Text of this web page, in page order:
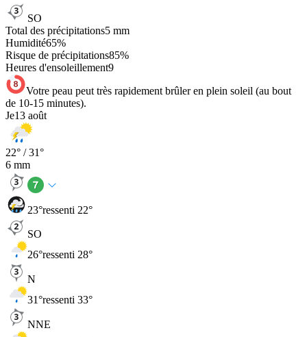
SO
Total des précipitations5 mm
Humidité65%
Risque de précipitations85%
Heures d'ensoleillement9
Votre peau peut très rapidement brûler en plein soleil (au bout
de 10-15 minutes).
Je13 août
22° /31°
6 mm
23°ressenti 22°
SO
26°ressenti 28°
N
31°ressenti 33°
NNE